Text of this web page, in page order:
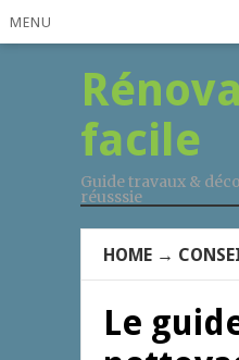
MENU
facile
Guide travaux &
réusssie
HOME →
Le